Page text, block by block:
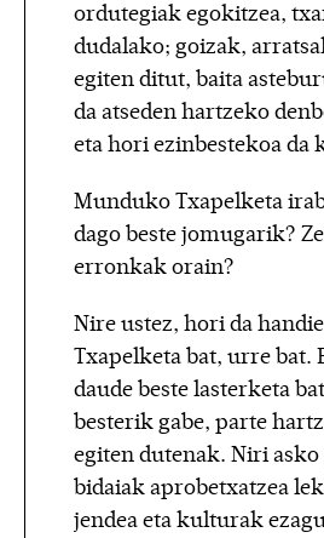
ordutegiak egokitzea,
dudalako; goizak,
egiten ditut, baita
da atseden hartzeko
eta hori ezinbestekoa da
Munduko Txapelketa
dago beste jomugarik?
erronkak orain?
Nire ustez, hori da
Txapelketa bat, urre bat.
daude beste lasterketa
besterik gabe, parte
egiten dutenak. Niri
bidaiak aprobetxatzea
jendea eta kulturak